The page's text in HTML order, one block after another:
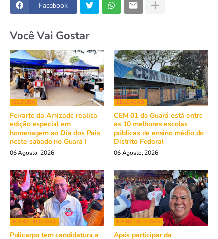
Facebook
Você Vai Gostar
CULTURA
Feirarte da Amizade realiza
edição especial em
homenagem ao Dia dos Pais
neste sábado no Guará I
06 Agosto, 2026
EDUCAÇÃO
CEM 01 do Guará está entre
as 10 melhores escolas
públicas de ensino médio do
Distrito Federal
06 Agosto, 2026
FOLHA DO GUARÁ
Policarpo tem candidatura a
FOLHA DO GUARÁ
Após participar da